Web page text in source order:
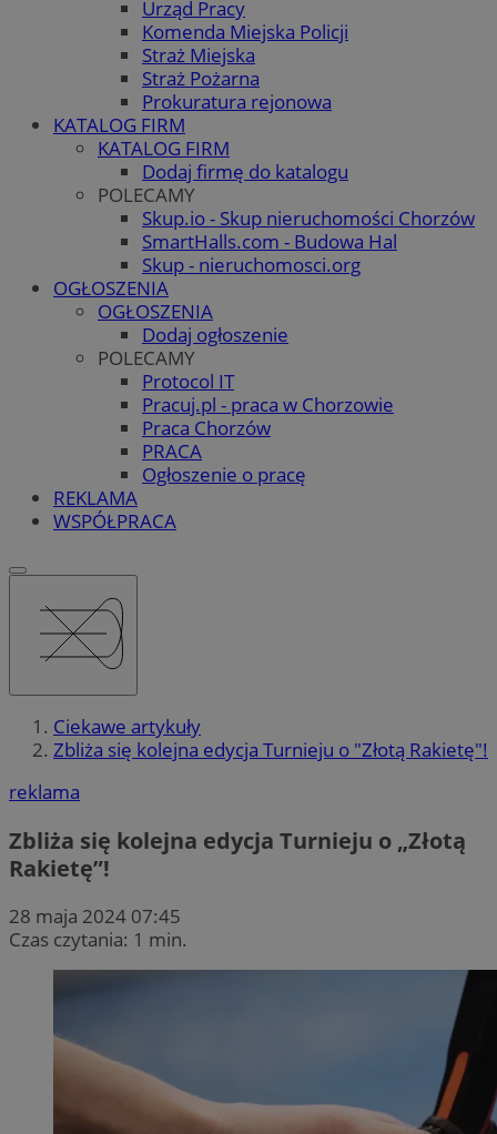
Urząd Pracy
Komenda Miejska Policji
Straż Miejska
Straż Pożarna
Prokuratura rejonowa
KATALOG FIRM
KATALOG FIRM
Dodaj firmę do katalogu
POLECAMY
Skup.io - Skup nieruchomości Chorzów
SmartHalls.com - Budowa Hal
Skup - nieruchomosci.org
OGŁOSZENIA
OGŁOSZENIA
Dodaj ogłoszenie
POLECAMY
Protocol IT
Pracuj.pl - praca w Chorzowie
Praca Chorzów
PRACA
Ogłoszenie o pracę
REKLAMA
WSPÓŁPRACA
Ciekawe artykuły
Zbliża się kolejna edycja Turnieju o "Złotą Rakietę"!
reklama
Zbliża się kolejna edycja Turnieju o „Złotą
Rakietę”!
28 maja 2024 07:45
Czas czytania: 1 min.